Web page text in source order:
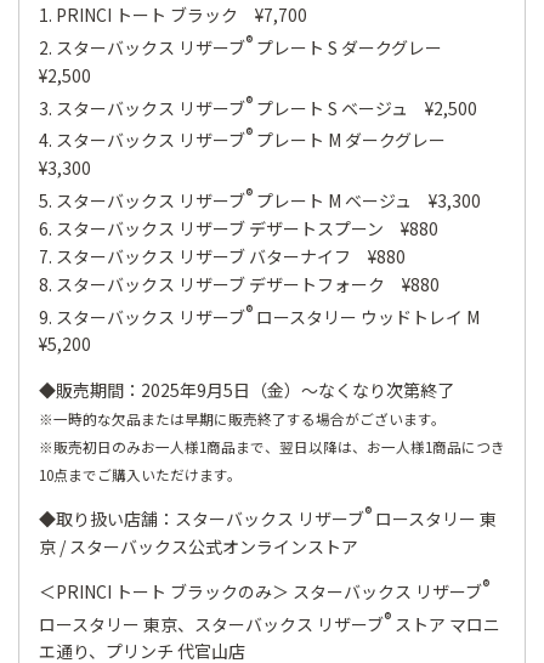
1. PRINCI トート ブラック ¥7,700
2. スターバックス リザーブ® プレート S ダークグレー
¥2,500
3. スターバックス リザーブ® プレート S ベージュ ¥2,500
4. スターバックス リザーブ® プレート M ダークグレー
¥3,300
5. スターバックス リザーブ® プレート M ベージュ ¥3,300
6. スターバックス リザーブ デザートスプーン ¥880
7. スターバックス リザーブ バターナイフ ¥880
8. スターバックス リザーブ デザートフォーク ¥880
9. スターバックス リザーブ® ロースタリー ウッドトレイ M
¥5,200
◆販売期間：2025年9月5日（金）～なくなり次第終了
※一時的な欠品または早期に販売終了する場合がございます。
※販売初日のみお一人様1商品まで、翌日以降は、お一人様1商品につき
10点までご購入いただけます。
◆取り扱い店舗：スターバックス リザーブ® ロースタリー 東
京 / スターバックス公式オンラインストア
＜PRINCI トート ブラックのみ＞ スターバックス リザーブ®
ロースタリー 東京、スターバックス リザーブ® ストア マロニ
エ通り、プリンチ 代官山店